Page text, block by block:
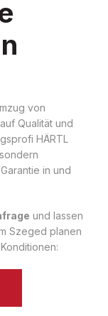
von
Qualität und
HÄRTL
, sondern
in und
und lassen
Szeged planen